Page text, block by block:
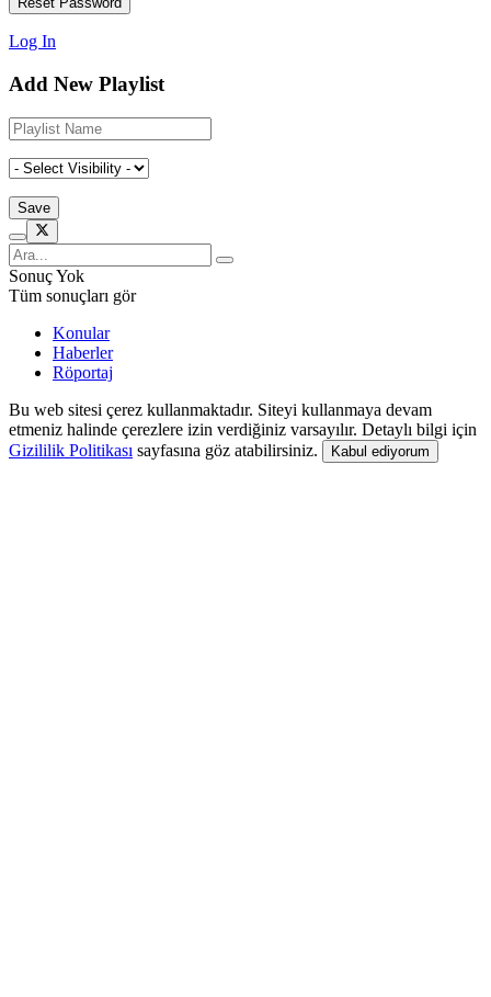
Log In
Add New Playlist
Sonuç Yok
Tüm sonuçları gör
Konular
Haberler
Röportaj
Bu web sitesi çerez kullanmaktadır. Siteyi kullanmaya devam
etmeniz halinde çerezlere izin verdiğiniz varsayılır. Detaylı bilgi için
Gizililik Politikası sayfasına göz atabilirsiniz. Kabul ediyorum